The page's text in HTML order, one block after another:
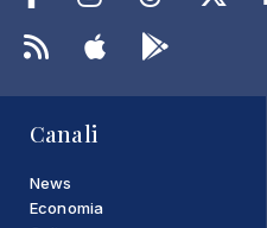
Canali
News
Economia